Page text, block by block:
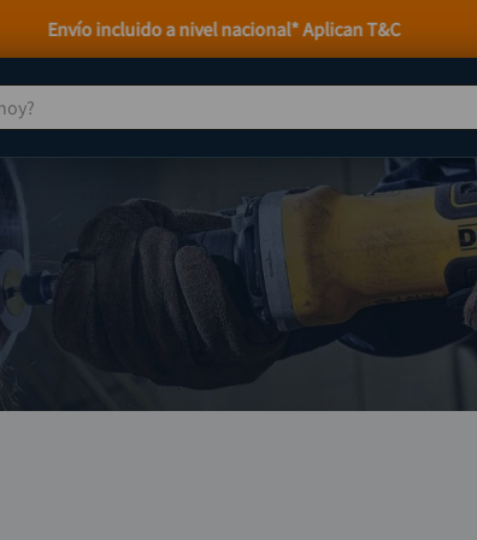
Envío incluido a nivel nacional* Aplican T&C
TÉRMINOS MÁS BUSCADOS
taladros pulidoras
3 compresor
4.
sierra circular
6. hidrolavadora